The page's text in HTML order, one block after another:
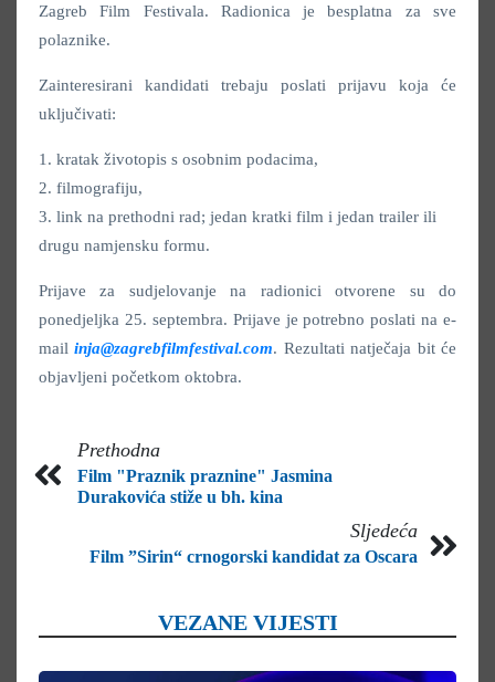
Zagreb Film Festivala. Radionica je besplatna za sve
polaznike.
Zainteresirani kandidati trebaju poslati prijavu koja će
uključivati:
1. kratak životopis s osobnim podacima,
2. filmografiju,
3. link na prethodni rad; jedan kratki film i jedan trailer ili
drugu namjensku formu.
Prijave za sudjelovanje na radionici otvorene su do
ponedjeljka 25. septembra. Prijave je potrebno poslati na e-
mailinja@zagrebfilmfestival.com. Rezultati natječaja bit će
objavljeni početkom oktobra.
Prethodna
Film "Praznik praznine" Jasmina
Durakovića stiže u bh. kina
Sljedeća
Film ”Sirin“ crnogorski kandidat za Oscara
VEZANE VIJESTI